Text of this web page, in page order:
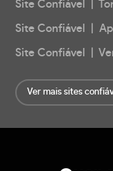
Site Confiável |
Site Confiável |
Site Confiável |
Ver mais sites